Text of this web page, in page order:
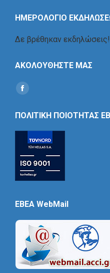
ΗΜΕΡΟΛΟΓΙΟ
Δε βρέθηκαν εκδηλώσεις!
ΑΚΟΛΟΥΘΗΣΤΕ ΜΑΣ
Find us on:
Social
ΠΟΛΙΤΙΚΗ ΠΟΙΟΤΗΤΑΣ
EBEA WebMail